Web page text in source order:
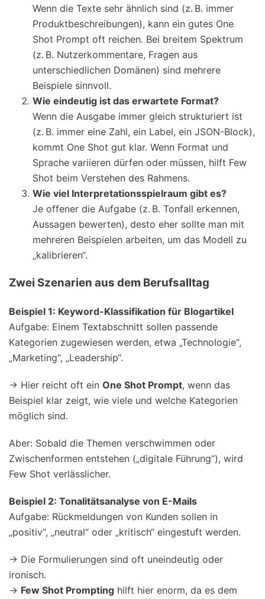
Wenn die Texte sehr ähnlich sind (z. B. immer
Produktbeschreibungen), kann ein gutes One
Shot Prompt oft reichen. Bei breitem Spektrum
(z. B. Nutzerkommentare, Fragen aus
unterschiedlichen Domänen) sind mehrere
Beispiele sinnvoll.
Wie eindeutig ist das erwartete Format?
Wenn die Ausgabe immer gleich strukturiert ist
(z. B. immer eine Zahl, ein Label, ein JSON-Block),
kommt One Shot gut klar. Wenn Format und
Sprache variieren dürfen oder müssen, hilft Few
Shot beim Verstehen des Rahmens.
Wie viel Interpretationsspielraum gibt es?
Je offener die Aufgabe (z. B. Tonfall erkennen,
Aussagen bewerten), desto eher sollte man mit
mehreren Beispielen arbeiten, um das Modell zu
„kalibrieren“.
Zwei Szenarien aus dem Berufsalltag
Beispiel 1: Keyword-Klassifikation für Blogartikel
Aufgabe: Einem Textabschnitt sollen passende
Kategorien zugewiesen werden, etwa „Technologie“,
„Marketing“, „Leadership“.
→ Hier reicht oft ein One Shot Prompt, wenn das
Beispiel klar zeigt, wie viele und welche Kategorien
möglich sind.
Aber: Sobald die Themen verschwimmen oder
Zwischenformen entstehen („digitale Führung“), wird
Few Shot verlässlicher.
Beispiel 2: Tonalitätsanalyse von E-Mails
Aufgabe: Rückmeldungen von Kunden sollen in
„positiv“, „neutral“ oder „kritisch“ eingestuft werden.
→ Die Formulierungen sind oft uneindeutig oder
ironisch.
→ Few Shot Prompting hilft hier enorm, da es dem